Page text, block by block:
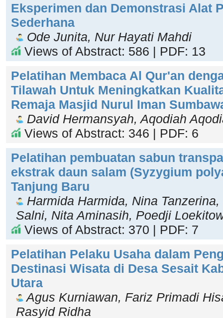
Eksperimen dan Demonstrasi Alat
Sederhana
Ode Junita, Nur Hayati Mahdi
Views of Abstract: 586 | PDF: 13
Pelatihan Membaca Al Qur'an
Tilawah Untuk Meningkatkan
Remaja Masjid Nurul Iman
David Hermansyah, Aqodiah
Views of Abstract: 346 | PDF: 6
Pelatihan pembuatan sabun
ekstrak daun salam (Syzygium
Tanjung Baru
Harmida Harmida, Nina
Salni, Nita Aminasih, Poedji
Views of Abstract: 370 | PDF: 7
Pelatihan Pelaku Usaha dalam
Destinasi Wisata di Desa Sesait
Utara
Agus Kurniawan, Fariz Primadi
Rasyid Ridha